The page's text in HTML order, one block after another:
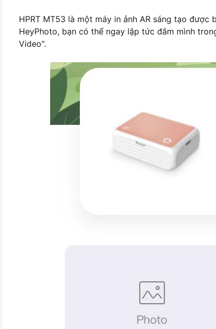
HPRT MT53 là một máy in ảnh AR sáng tạo
HeyPhoto, bạn có thể ngay lập tức đắm mình
Video".